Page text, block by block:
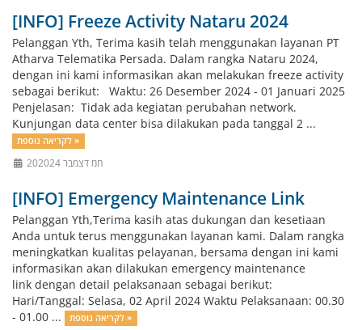
[INFO] Freeze Activity Nataru 2024
Pelanggan Yth, Terima kasih telah menggunakan layanan PT
Atharva Telematika Persada. Dalam rangka Nataru 2024,
dengan ini kami informasikan akan melakukan freeze activity
sebagai berikut: Waktu: 26 Desember 2024 - 01 Januari 2025
Penjelasan: Tidak ada kegiatan perubahan network.
Kunjungan data center bisa dilakukan pada tanggal 2 ...
לקריאה נוספת »
20חמ דצמבר 2024
[INFO] Emergency Maintenance Link
Pelanggan Yth,Terima kasih atas dukungan dan kesetiaan
Anda untuk terus menggunakan layanan kami. Dalam rangka
meningkatkan kualitas pelayanan, bersama dengan ini kami
informasikan akan dilakukan emergency maintenance
link dengan detail pelaksanaan sebagai berikut:
Hari/Tanggal: Selasa, 02 April 2024 Waktu Pelaksanaan: 00.30
- 01.00 ...
לקריאה נוספת »